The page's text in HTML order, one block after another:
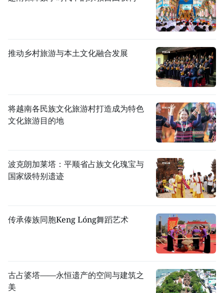
推动乡村旅游与本土文化融合发展
将越南各民族文化旅游村打造成为特色
文化旅游目的地
波克朗加莱塔：平顺省占族文化瑰宝与
国家级特别遗迹
传承傣族同胞Keng Lóng舞蹈艺术
古占婆塔——永恒遗产的空间与建筑之
美